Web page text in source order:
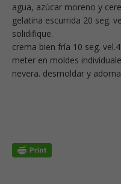
agua, azúcar moreno y
gelatina escurrida 20 seg.
solidifique.
crema bien fría 10 seg. vel.4
meter en moldes
nevera. desmoldar y